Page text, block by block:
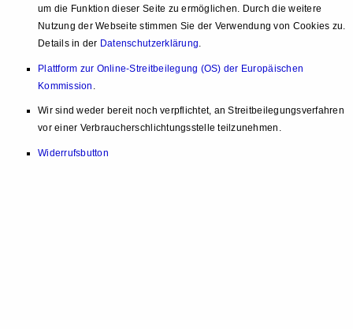
um die Funktion dieser Seite zu ermöglichen. Durch die weitere
Nutzung der Webseite stimmen Sie der Verwendung von Cookies zu.
Details in der Datenschutzerklärung.
Plattform zur Online-Streitbeilegung (OS) der Europäischen
Kommission
Wir sind weder bereit noch verpflichtet, an Streitbeilegungsverfahren
vor einer Verbraucherschlichtungsstelle teilzunehmen.
Widerrufsbutton